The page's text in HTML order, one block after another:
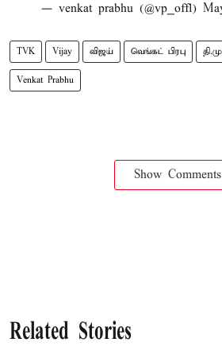
— venkat prabhu (@vp_offl)
TVK Vijay விஜய் வெங்கட் பிரபு
Venkat Prabhu
Show Comments
Related Stories